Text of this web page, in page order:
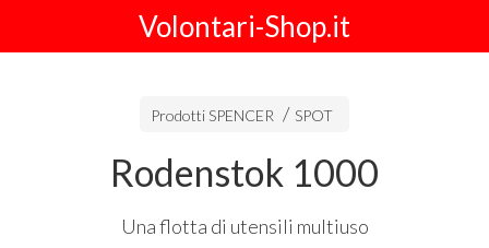
Volontari-Shop.it
Prodotti SPENCER SPOT
Rodenstok 1000
Una flotta di utensili multiuso